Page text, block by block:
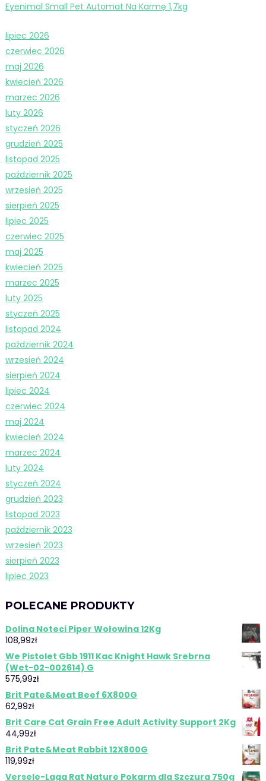
Eyenimal Small Pet Automat Na Karmę 1,7kg
lipiec 2026
czerwiec 2026
maj 2026
kwiecień 2026
marzec 2026
luty 2026
styczeń 2026
grudzień 2025
listopad 2025
październik 2025
wrzesień 2025
sierpień 2025
lipiec 2025
czerwiec 2025
maj 2025
kwiecień 2025
marzec 2025
luty 2025
styczeń 2025
listopad 2024
październik 2024
wrzesień 2024
sierpień 2024
lipiec 2024
czerwiec 2024
maj 2024
kwiecień 2024
marzec 2024
luty 2024
styczeń 2024
grudzień 2023
listopad 2023
październik 2023
wrzesień 2023
sierpień 2023
lipiec 2023
POLECANE PRODUKTY
Dolina Noteci Piper Wołowina 12Kg
108,99zł
We Pistolet Gbb 1911 Kac Knight Hawk Srebrna
(Wet-02-002614) G
575,99zł
Brit Pate&Meat Beef 6X800G
62,99zł
Brit Care Cat Grain Free Adult Activity Support 2Kg
44,99zł
Brit Pate&Meat Rabbit 12X800G
119,99zł
Versele-Laga Rat Nature Pokarm dla Szczura 750g